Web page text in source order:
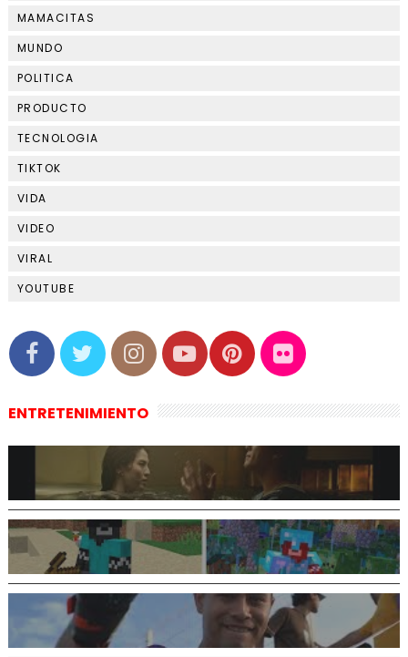
MAMACITAS
MUNDO
POLITICA
PRODUCTO
TECNOLOGIA
TIKTOK
VIDA
VIDEO
VIRAL
YOUTUBE
ENTRETENIMIENTO